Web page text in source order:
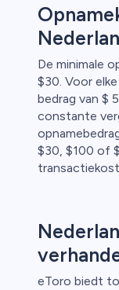
De minimale
$30. Voor
bedrag van $
constante
$30, $100 of
eToro biedt